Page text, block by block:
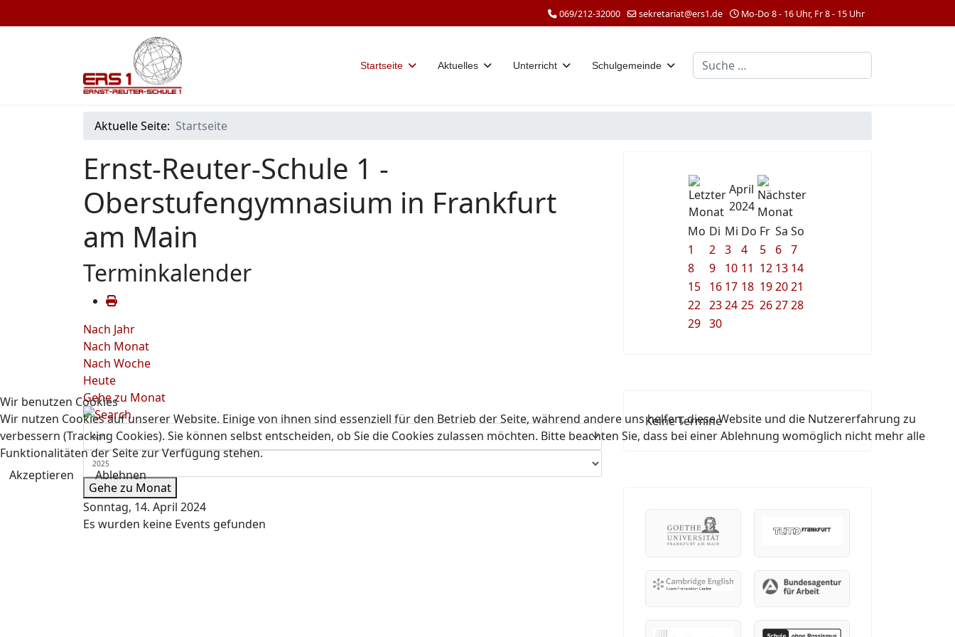
069/212-32000 sekretariat@ers1.de Mo-Do 8 - 16 Uhr, Fr 8 - 15 Uhr
Startseite Aktuelles Unterricht Schulgemeinde Suchen
Aktuelle Seite: Startseite
Ernst-Reuter-Schule 1 -
Oberstufengymnasium in Frankfurt
am Main
Terminkalender
Nach Jahr
Nach Monat
Nach Woche
Heute
Gehe zu Monat
Gehe zu Monat
Sonntag, 14. April 2024
Es wurden keine Events gefunden
April
2024
Mo Di Mi Do Fr Sa So
1
2 3 4 5 6 7
8
9 10 11 12 13 14
15 16 17 18 192021
22 2324 25 262728
29 30
Keine Termine
Wir benutzen Cookies
Wir nutzen Cookies auf unserer Website. Einige von ihnen sind essenziell für den Betrieb der Seite, während andere uns helfen, diese Website und die Nutzererfahrung zu
verbessern (Tracking Cookies). Sie können selbst entscheiden, ob Sie die Cookies zulassen möchten. Bitte beachten Sie, dass bei einer Ablehnung womöglich nicht mehr alle
Funktionalitäten der Seite zur Verfügung stehen.
Akzeptieren
Ablehnen